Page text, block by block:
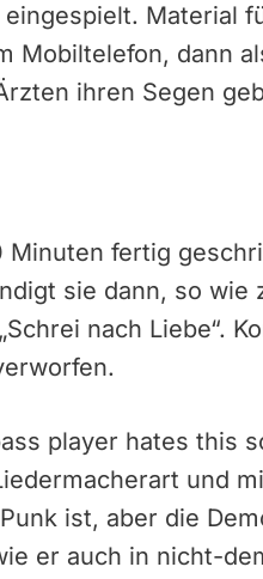
Material
Mobiltelefon, dann
ihren Segen
Minuten fertig
sie dann, so wie
nach Liebe“.
player hates this
und
ist, aber die
er auch in nicht-